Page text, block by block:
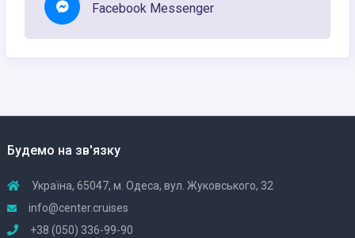
Facebook Messenger
Будемо на зв'язку
Україна, 65047, м. Одеса, вул. Жуковського, 32
info@center.cruises
+38 (050) 336-99-90